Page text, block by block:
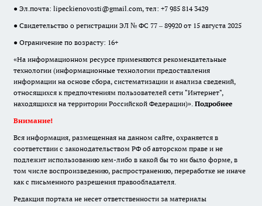
● Эл.почта: lipeckienovosti@gmail.com, тел: +7 985 814 3429
● Свидетельство о регистрации ЭЛ № ФС 77 – 89920 от 15 августа 2025
● Ограничение по возрасту: 16+
«На информационном ресурсе применяются рекомендательные
технологии (информационные технологии предоставления
информации на основе сбора, систематизации и анализа сведений,
относящихся к предпочтениям пользователей сети "Интернет",
находящихся на территории Российской Федерации)». Подробнее
Внимание!
Вся информация, размещенная на данном сайте, охраняется в
соответствии с законодательством РФ об авторском праве и не
подлежит использованию кем-либо в какой бы то ни было форме, в
том числе воспроизведению, распространению, переработке не иначе
как с письменного разрешения правообладателя.
Редакция портала не несет ответственности за материалы